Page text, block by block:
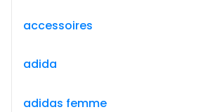
accessoires
adida
adidas femme